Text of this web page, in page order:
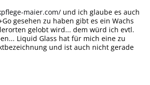
maier.com/ und ich glaube es auch
gesehen zu haben gibt es ein Wachs
gelobt wird... dem würd ich evtl.
Liquid Glass hat für mich eine zu
und ist auch nicht gerade